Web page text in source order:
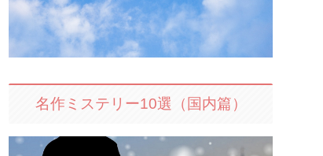
名作ミステリー10選（国内篇）